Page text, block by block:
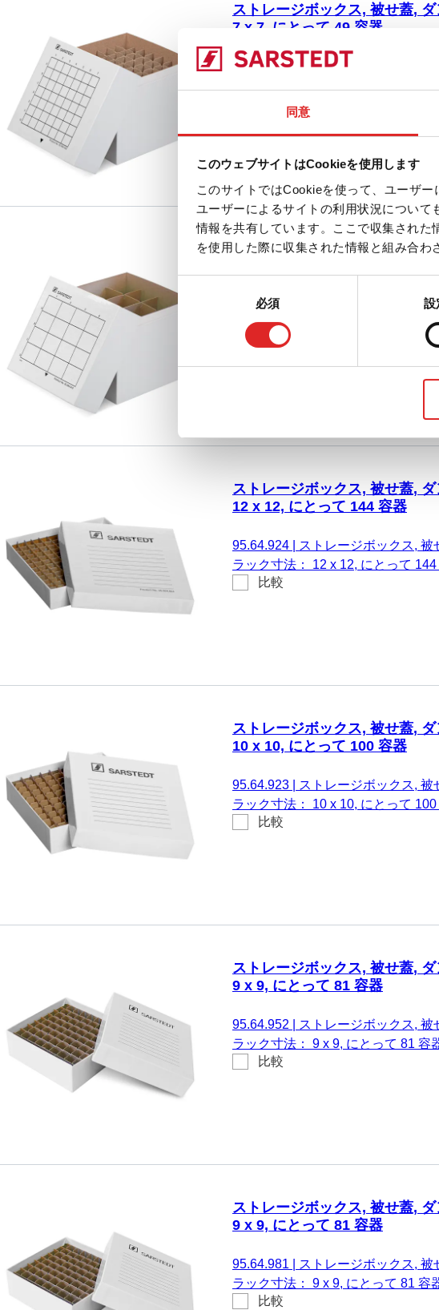
同意
このウェブサイトはCookieを使用します
このサイトではCookieを使って、ユーザ
ユーザーによるサイトの利用状況につい
情報を共有しています。ここで収集され
を使用した際に収集された情報と組み合わ
意
必須 設
ストレージボックス, 被せ蓋,
7 x 7, にとって 49 容器
95.64.922| ストレージボックス, 被
ーブ径22 mm Ø、チューブ高さ
ストレージボックス, 被せ蓋,
95.64.916
ストレージボックス, 被
ラック寸法： 4 x 4, にとって 16 容
ーブ径34 mm Ø、チューブ高さ89～
比較
ストレージボックス, 被せ蓋,
12 x 12, にとって 144 容器
95.64.924
ストレージボックス, 被
ラック寸法： 12 x 12, にとって
チューブ径9.5 mm Ø、チューブ高
比較
ストレージボックス, 被せ蓋,
10 x 10, にとって 100 容器
95.64.923
ストレージボックス, 被
ラック寸法： 10 x 10, にとって
チューブ径12 mm Ø、チューブ高さ
比較
ストレージボックス, 被せ蓋,
9 x 9, にとって 81 容器
95.64.952
ストレージボックス, 被
ラック寸法： 9 x 9, にとって 81 容
Ø 13 mm
比較
ストレージボックス, 被せ蓋,
9 x 9, にとって 81 容器
95.64.981
ストレージボックス, 被
ラック寸法： 9 x 9, にとって 81 容
ーブ径13 mm Ø、チューブ高さ36～
比較